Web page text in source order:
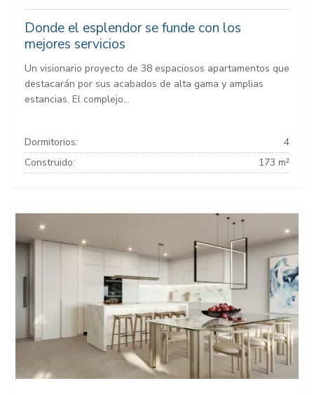
Donde el esplendor se funde con los
mejores servicios
Un visionario proyecto de 38 espaciosos apartamentos que
destacarán por sus acabados de alta gama y amplias
estancias. El complejo...
Dormitorios:
4
Construido:
173 m²